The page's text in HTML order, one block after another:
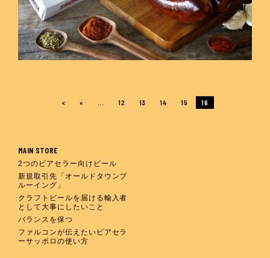
< « 12 13 14 15 16
MAIN STORE
2つのビアセラー向けビール
新規取引先「オールドタウンブ
ルーイング」
クラフトビールを届ける輸入者
として大事にしたいこと
バランスを保つ
ファルコンが伝えたいビアセラ
ーサッポロの使い方